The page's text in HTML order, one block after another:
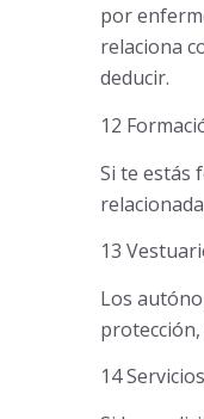
por
relaciona
deducir.
12
Si te estás
13
Los
14